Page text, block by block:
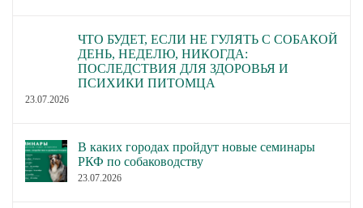
23.07.2020.
исключением решения по
вопросу 9.6.3 Протокола
заседания.
Утверждение решения
Квалификационной
комиссии судей и
специалистов по рабочим
ЧТО БУДЕТ, ЕСЛИ НЕ ГУЛЯТЬ С СОБАКОЙ
ДЕНЬ, НЕДЕЛЮ, НИКОГДА:
ПОСЛЕДСТВИЯ ДЛЯ ЗДОРОВЬЯ И
ПСИХИКИ ПИТОМЦА
23.07.2026
В каких городах пройдут новые семинары
РКФ по собаководству
23.07.2026